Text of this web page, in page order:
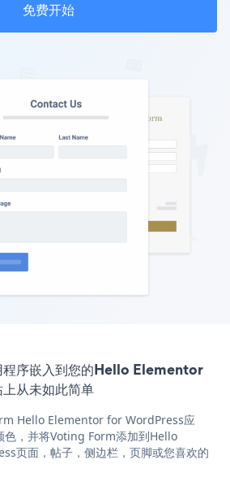
免费开始
序嵌入到您的Hello Elementor
从未如此简单
Hello Elementor for WordPress应
色，并将Voting Form添加到Hello
页面，帖子，侧边栏，页脚或您喜欢的